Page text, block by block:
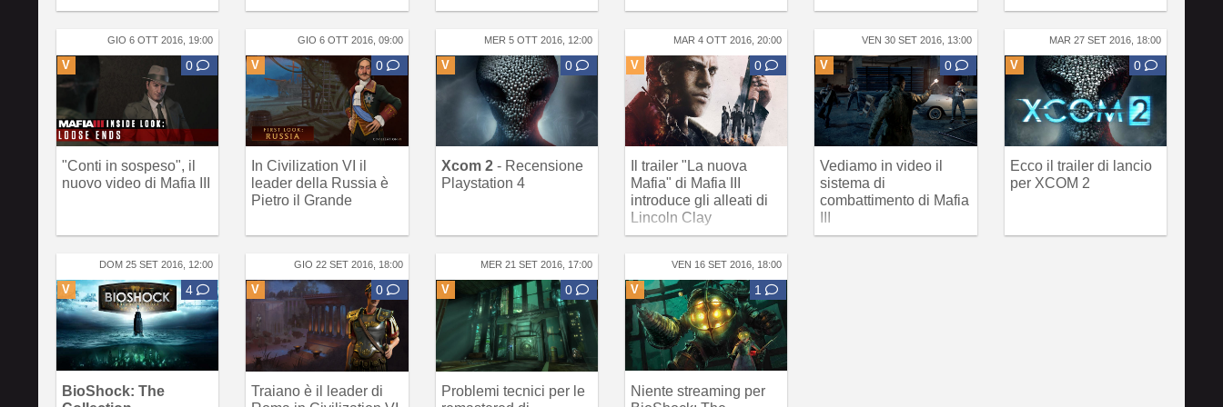
GIO 6 OTT 2016, 19:00
V 0
"Conti in sospeso", il
nuovo video di Mafia III
GIO 6 OTT 2016, 09:00
V 0
In Civilization VI il
leader della Russia è
Pietro il Grande
MER 5 OTT 2016, 12:00
V 0
Xcom 2- Recensione
Playstation 4
MAR 4 OTT 2016, 20:00
V 0
Il trailer "La nuova
Mafia" di Mafia III
introduce gli alleati di
Lincoln Clay
VEN 30 SET 2016, 13:00
V 0
Vediamo in video il
sistema di
combattimento di Mafia
III
MAR 27 SET 2016, 18:00
V 0
Ecco il trailer di lancio
per XCOM 2
DOM 25 SET 2016, 12:00
V 4
BioShock: The
GIO 22 SET 2016, 18:00
V 0
Traiano è il leader di
MER 21 SET 2016, 17:00
V 0
Problemi tecnici per le
VEN 16 SET 2016, 18:00
V 1
Niente streaming per